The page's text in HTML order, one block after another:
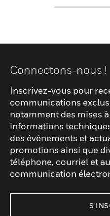
Connectons-nous !
Inscrivez-vous pour
communications
notamment des mises
informations
des événements et
promotions ainsi que
téléphone, courriel et
communication